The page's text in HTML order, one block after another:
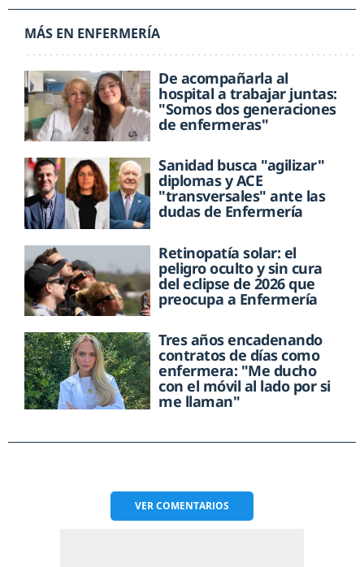
MÁS EN ENFERMERÍA
De acompañarla al
hospital a trabajar juntas:
"Somos dos generaciones
de enfermeras"
Sanidad busca "agilizar"
diplomas y ACE
"transversales" ante las
dudas de Enfermería
Retinopatía solar: el
peligro oculto y sin cura
del eclipse de 2026 que
preocupa a Enfermería
Tres años encadenando
contratos de días como
enfermera: "Me ducho
con el móvil al lado por si
me llaman"
VERCOMENTARIOS